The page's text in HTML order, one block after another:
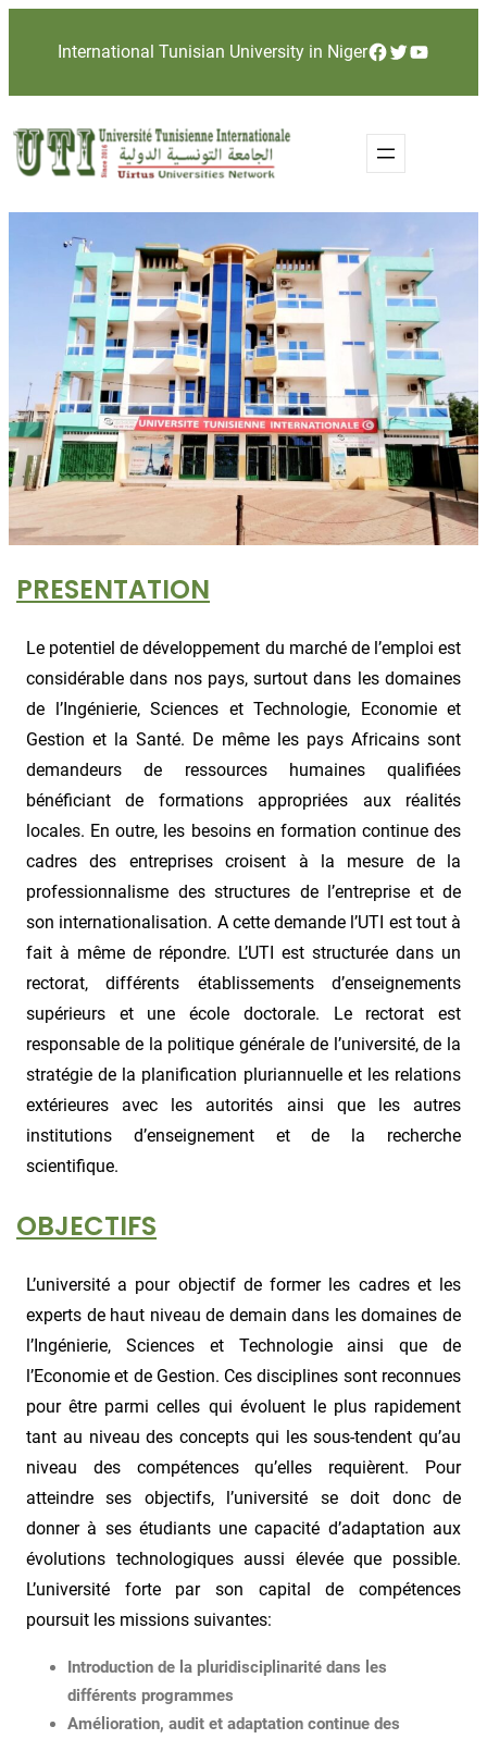
International Tunisian University in NigerFacebook
TwitterYouTube
PRESENTATION
Le potentiel de développement du marché de l’emploi est
considérable dans nos pays, surtout dans les domaines
de l’Ingénierie, Sciences et Technologie, Economie et
Gestion et la Santé. De même les pays Africains sont
demandeurs de ressources humaines qualifiées
bénéficiant de formations appropriées aux réalités
locales. En outre, les besoins en formation continue des
cadres des entreprises croisent à la mesure de la
professionnalisme des structures de l’entreprise et de
son internationalisation. A cette demande l’UTI est tout à
fait à même de répondre. L’UTI est structurée dans un
rectorat, différents établissements d’enseignements
supérieurs et une école doctorale. Le rectorat est
responsable de la politique générale de l’université, de la
stratégie de la planification pluriannuelle et les relations
extérieures avec les autorités ainsi que les autres
institutions d’enseignement et de la recherche
scientifique.
OBJECTIFS
L’université a pour objectif de former les cadres et les
experts de haut niveau de demain dans les domaines de
l’Ingénierie, Sciences et Technologie ainsi que de
l’Economie et de Gestion. Ces disciplines sont reconnues
pour être parmi celles qui évoluent le plus rapidement
tant au niveau des concepts qui les sous-tendent qu’au
niveau des compétences qu’elles requièrent. Pour
atteindre ses objectifs, l’université se doit donc de
donner à ses étudiants une capacité d’adaptation aux
évolutions technologiques aussi élevée que possible.
L’université forte par son capital de compétences
poursuit les missions suivantes:
Introduction de la pluridisciplinarité dans les
différents programmes
Amélioration, audit et adaptation continue des